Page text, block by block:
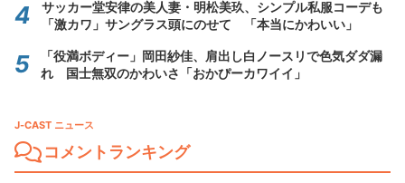
サッカー堂安律の美人妻・明松美玖、シンプル私服コーデも
「激カワ」サングラス頭にのせて 「本当にかわいい」
「役満ボディー」岡田紗佳、肩出し白ノースリで色気ダダ漏
れ 国士無双のかわいさ「おかぴーカワイイ」
J-CAST ニュース
コメントランキング